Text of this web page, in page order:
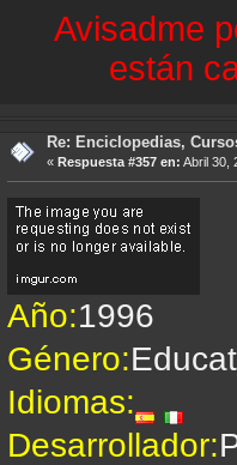
Avisadme
están
Re: Enciclopedias,
« Respuesta #357 en: Abril 30,
Año:1996
Género:
Idiomas:
Desarrollador: